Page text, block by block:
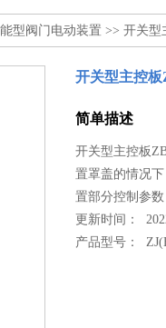
型阀门电动装置 >> 开关型
开关型主控
简单描述
开关型主控板
置罩盖的情况
置部分控制参数
更新时间：
产品型号：